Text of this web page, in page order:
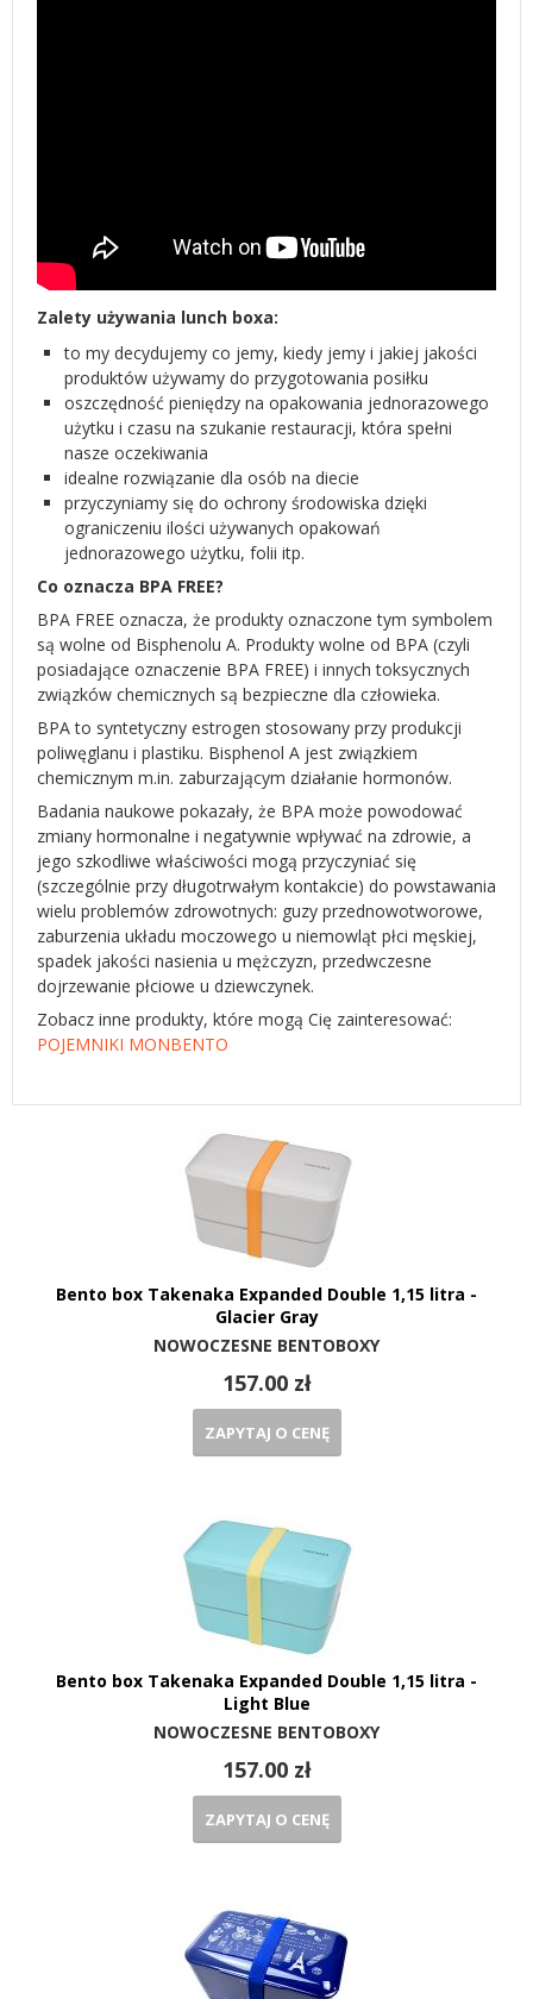
Zalety używania lunch boxa:
to my decydujemy co jemy, kiedy jemy i jakiej jakości
produktów używamy do przygotowania posiłku
oszczędność pieniędzy na opakowania jednorazowego
użytku i czasu na szukanie restauracji, która spełni
nasze oczekiwania
idealne rozwiązanie dla osób na diecie
przyczyniamy się do ochrony środowiska dzięki
ograniczeniu ilości używanych opakowań
jednorazowego użytku, folii itp.
Co oznacza BPA FREE?
BPA FREE oznacza, że produkty oznaczone tym symbolem
są wolne od Bisphenolu A. Produkty wolne od BPA (czyli
posiadające oznaczenie BPA FREE) i innych toksycznych
związków chemicznych są bezpieczne dla człowieka.
BPA to syntetyczny estrogen stosowany przy produkcji
poliwęglanu i plastiku. Bisphenol A jest związkiem
chemicznym m.in. zaburzającym działanie hormonów.
Badania naukowe pokazały, że BPA może powodować
zmiany hormonalne i negatywnie wpływać na zdrowie, a
jego szkodliwe właściwości mogą przyczyniać się
(szczególnie przy długotrwałym kontakcie) do powstawania
wielu problemów zdrowotnych: guzy przednowotworowe,
zaburzenia układu moczowego u niemowląt płci męskiej,
spadek jakości nasienia u mężczyzn, przedwczesne
dojrzewanie płciowe u dziewczynek.
Zobacz inne produkty, które mogą Cię zainteresować:
POJEMNIKI MONBENTO
Bento box Takenaka Expanded Double 1,15 litra -
Glacier Gray
NOWOCZESNE BENTOBOXY
157.00 zł
ZAPYTAJ O CENĘ
Bento box Takenaka Expanded Double 1,15 litra -
Light Blue
NOWOCZESNE BENTOBOXY
157.00 zł
ZAPYTAJ O CENĘ